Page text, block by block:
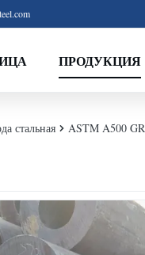
ПРОДУКЦИЯ
стальная ASTM A500